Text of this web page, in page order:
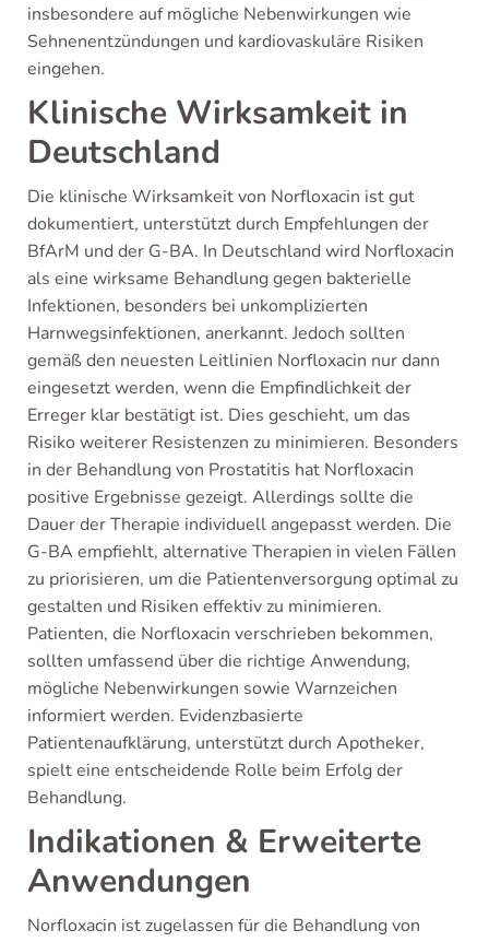
insbesondere auf mögliche Nebenwirkungen wie
Sehnenentzündungen und kardiovaskuläre Risiken
eingehen.
Klinische Wirksamkeit in
Deutschland
Die klinische Wirksamkeit von Norfloxacin ist gut
dokumentiert, unterstützt durch Empfehlungen der
BfArM und der G-BA. In Deutschland wird Norfloxacin
als eine wirksame Behandlung gegen bakterielle
Infektionen, besonders bei unkomplizierten
Harnwegsinfektionen, anerkannt. Jedoch sollten
gemäß den neuesten Leitlinien Norfloxacin nur dann
eingesetzt werden, wenn die Empfindlichkeit der
Erreger klar bestätigt ist. Dies geschieht, um das
Risiko weiterer Resistenzen zu minimieren. Besonders
in der Behandlung von Prostatitis hat Norfloxacin
positive Ergebnisse gezeigt. Allerdings sollte die
Dauer der Therapie individuell angepasst werden. Die
G-BA empfiehlt, alternative Therapien in vielen Fällen
zu priorisieren, um die Patientenversorgung optimal zu
gestalten und Risiken effektiv zu minimieren.
Patienten, die Norfloxacin verschrieben bekommen,
sollten umfassend über die richtige Anwendung,
mögliche Nebenwirkungen sowie Warnzeichen
informiert werden. Evidenzbasierte
Patientenaufklärung, unterstützt durch Apotheker,
spielt eine entscheidende Rolle beim Erfolg der
Behandlung.
Indikationen & Erweiterte
Anwendungen
Norfloxacin ist zugelassen für die Behandlung von